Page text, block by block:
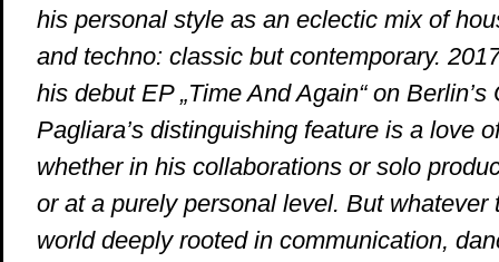
his personal style as an eclectic mix of
and techno: classic but contemporary.
his debut EP „Time And Again“ on
Pagliara’s distinguishing feature is a love
whether in his collaborations or solo
or at a purely personal level. But whatever
world deeply rooted in communication,